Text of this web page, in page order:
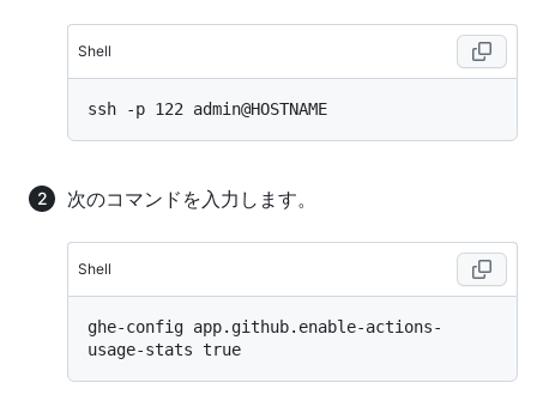
Shell
次のコマンドを入力します。
Shell
ghe-config app.github.enable-actions-